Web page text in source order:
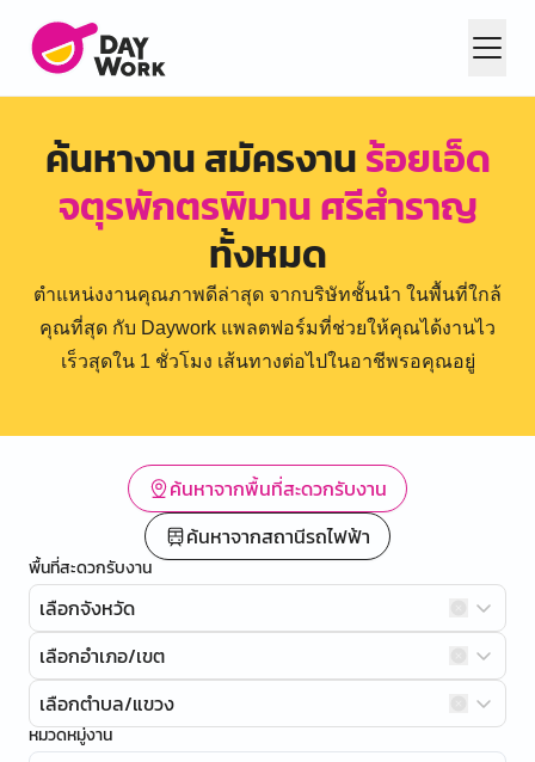
ค้นหางาน สมัครงานร้อยเอ็ด
จตุรพักตรพิมาน ศรีสำราญ
ทั้งหมด
ตำแหน่งงานคุณภาพดีล่าสุด จากบริษัทชั้นนำ ในพื้นที่ใกล้
คุณที่สุด กับ Daywork แพลตฟอร์มที่ช่วยให้คุณได้งานไว
เร็วสุดใน 1 ชั่วโมง เส้นทางต่อไปในอาชีพรอคุณอยู่
ค้นหาจากพื้นที่สะดวกรับงาน
ค้นหาจากสถานีรถไฟฟ้า
พื้นที่สะดวกรับงาน
เลือกจังหวัด
เลือกอำเภอ/เขต
เลือกตำบล/แขวง
หมวดหมู่งาน